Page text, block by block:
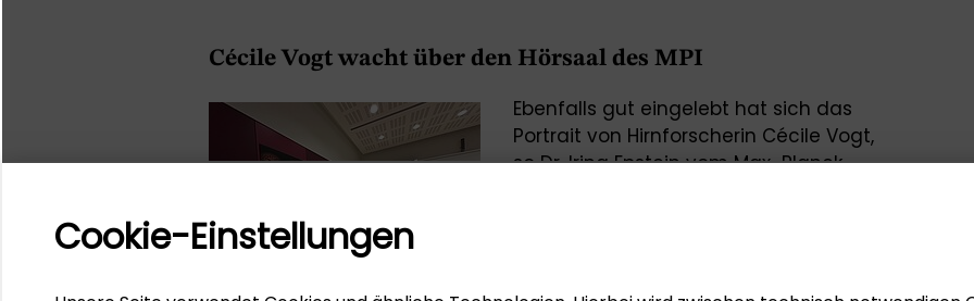
Cécile Vogt wacht über den Hörsaal des MPI
Ebenfalls gut eingelebt hat sich das
Portrait von Hirnforscherin Cécile Vogt,
so Dr. Irina Epstein vom Max-Planck-
Cookie-Einstellungen